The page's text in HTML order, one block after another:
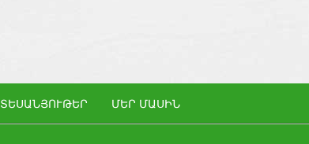
ՏԵՍԱՆՅՈՒԹԵՐ ՄԵՐ ՄԱՍԻՆ